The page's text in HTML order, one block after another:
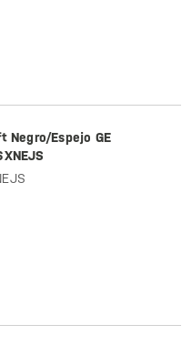
Negro/Espejo GE